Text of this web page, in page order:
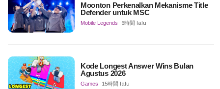
Moonton Perkenalkan Mekanisme Title
Defender untuk MSC
Mobile Legends 6時間 lalu
Kode Longest Answer Wins Bulan
Agustus 2026
Games 15時間 lalu